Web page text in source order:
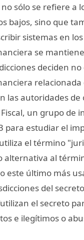
sólo se refiere a
bajos, sino que
sistemas en
se
deciden
relacionada
las autoridades de
Fiscal, un grupo de
para estudiar el
el término
alternativa al
este último más
del
el secreto
e ilegítimos o